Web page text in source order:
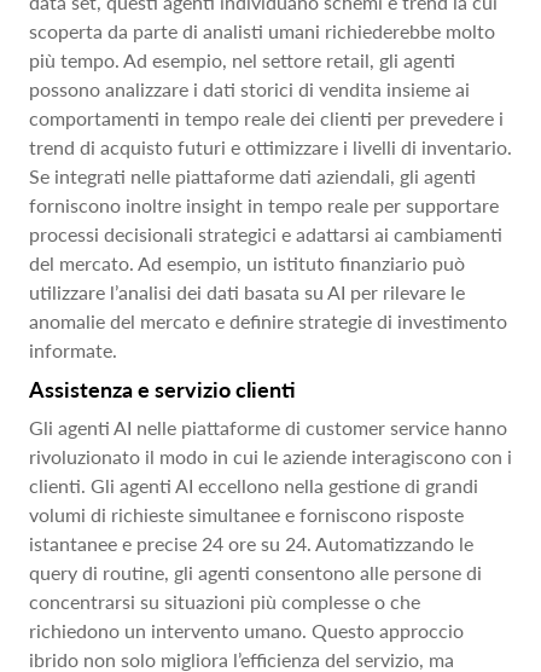
scoperta da parte di analisti umani richiederebbe molto
più tempo. Ad esempio, nel settore retail, gli agenti
possono analizzare i dati storici di vendita insieme ai
comportamenti in tempo reale dei clienti per prevedere i
trend di acquisto futuri e ottimizzare i livelli di inventario.
Se integrati nelle piattaforme dati aziendali, gli agenti
forniscono inoltre insight in tempo reale per supportare
processi decisionali strategici e adattarsi ai cambiamenti
del mercato. Ad esempio, un istituto finanziario può
utilizzare l’analisi dei dati basata su AI per rilevare le
anomalie del mercato e definire strategie di investimento
informate.
Assistenza e servizio clienti
Gli agenti AI nelle piattaforme di customer service hanno
rivoluzionato il modo in cui le aziende interagiscono con i
clienti. Gli agenti AI eccellono nella gestione di grandi
volumi di richieste simultanee e forniscono risposte
istantanee e precise 24 ore su 24. Automatizzando le
query di routine, gli agenti consentono alle persone di
concentrarsi su situazioni più complesse o che
richiedono un intervento umano. Questo approccio
ibrido non solo migliora l’efficienza del servizio, ma